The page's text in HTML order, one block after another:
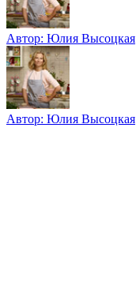
Автор: Юлия Высоцкая
Автор: Юлия Высоцкая